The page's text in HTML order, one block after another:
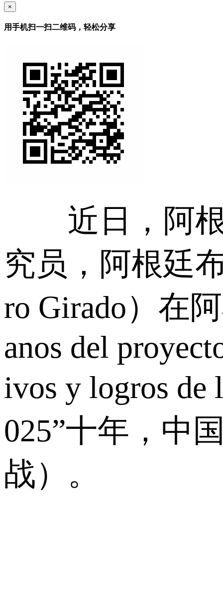
×
用手机扫一扫二维码，轻松分享
近日，阿根
究员，阿根廷
ro Girado）在
anos del
ivos y logros de
025”十年，中
战）。